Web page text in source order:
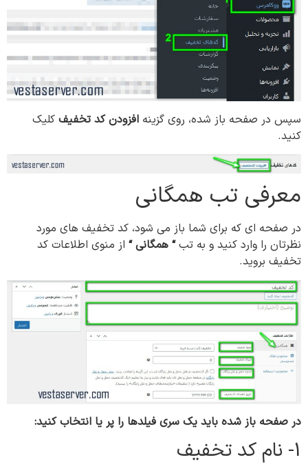
سپس در صفحه باز شده، روی گزینه افزودن کد تخفیف کلیک
کنید.
معرفی تب همگانی
در صفحه ای که برای شما باز می شود، کد تخفیف های مورد
نظرتان را وارد کنید و به تب“ همگانی “ از منوی اطلاعات کد
تخفیف بروید.
در صفحه باز شده باید یک سری فیلدها را پر یا انتخاب کنید:
1- نام کد تخفیف